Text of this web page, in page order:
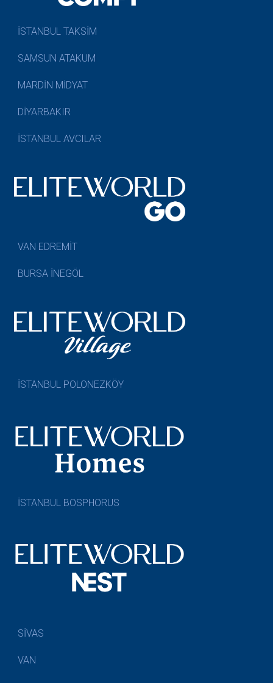
İSTANBUL TAKSİM
SAMSUN ATAKUM
MARDİN MİDYAT
DİYARBAKIR
İSTANBUL AVCILAR
VAN EDREMİT
BURSA İNEGÖL
İSTANBUL POLONEZKÖY
İSTANBUL BOSPHORUS
SİVAS
VAN